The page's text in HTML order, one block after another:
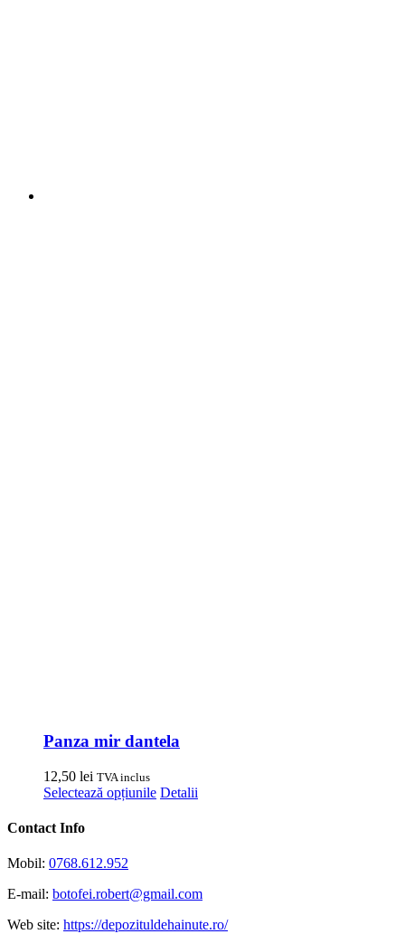
Panza mir dantela
12,50 lei TVA inclus
Selectează opțiunile Acest
Opțiunile
pot
fi
Detalii
Contact Info
Mobil: 0768.612.952
E-mail: botofei.robert@gmail.com
Web site: https://depozituldehainute.ro/